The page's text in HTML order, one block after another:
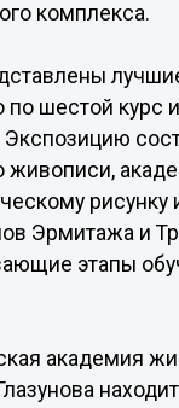
комплекса.
по шестой курс
живописи,
рисунку
Эрмитажа и
этапы
академия